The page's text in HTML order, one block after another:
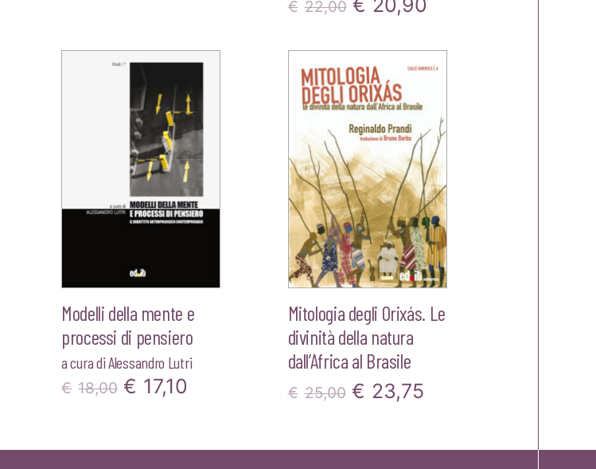
era:
€20,00.
è:
€ 22,00
originale
era:
€22,00.
€ 20,90
attuale
€20,90.
Modelli della mente e
processi di pensiero
a cura diAlessandro Lutri
€ 18,00 Il
originale
€ 17,10
attuale
Mitologia degli Orixás. Le
divinità della natura
dall’Africa al Brasile
€ 25,00 Il
originale
€ 23,75Il
attuale